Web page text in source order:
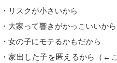
・リスクが小さいから
・大家って響きがかっこいいから
・女の子にモテるかもだから
・家出した子を匿えるから（←